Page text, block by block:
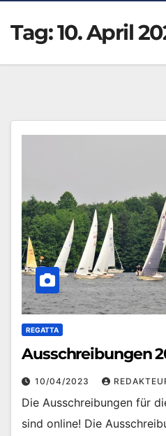
Tag:10. April
REGATTA
Ausschreibungen
10/04/2023
Die Ausschreibungen für
sind online! Die